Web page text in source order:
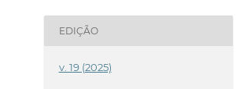
EDIÇÃO
v. 19 (2025)